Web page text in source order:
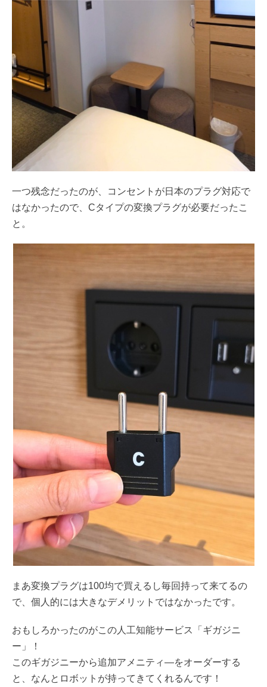
一つ残念だったのが、コンセントが日本のプラグ対応で
はなかったので、Cタイプの変換プラグが必要だったこ
と。
まあ変換プラグは100均で買えるし毎回持って来てるの
で、個人的には大きなデメリットではなかったです。
おもしろかったのがこの人工知能サービス「ギガジニ
ー」！
このギガジニーから追加アメニティ―をオーダーする
と、なんとロボットが持ってきてくれるんです！